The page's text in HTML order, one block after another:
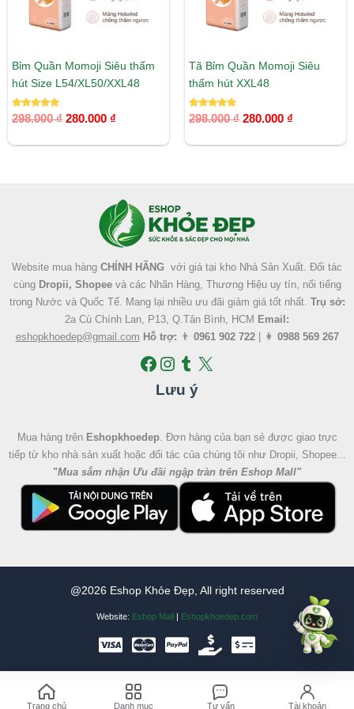
Bỉm Quần Momoji Siêu thấm
hút Size L54/XL50/XXL48
Được xếp
hạng
298.000₫ 280.000 ₫
Tã Bỉm Quần Momoji Siêu
thấm hút XXL48
Được xếp
hạng
298.000₫ 280.000 ₫
Website mua hàng CHÍNH HÃNG với giá tại kho Nhà Sản Xuất. Đối tác
cùng Dropii, Shopeevà các Nhãn Hàng, Thương Hiệu uy tín, nổi tiếng
trong Nước và Quốc Tế. Mang lại nhiều ưu đãi giảm giá tốt nhất. Trụ sở:
2a Cù Chính Lan, P13, Q.Tân Bình, HCM Email:
eshopkhoedep@gmail.com Hỗ trợ: 👨 0961 902 722| 👩 0988 569 267
Lưu ý
Mua hàng trên Eshopkhoedep. Đơn hàng của bạn sẻ được giao trực
tiếp từ kho nhà sản xuất hoặc đối tác của chúng tôi như Dropii, Shopee...
"Mua sắm nhận Ưu đãi ngập tràn trên Eshop Mall"
@2026 Eshop Khỏe Đẹp, All right reserved
Website: Eshop Mall Eshopkhoedep.com
Trang chủ Danh mục Tư vấn Tài khoản